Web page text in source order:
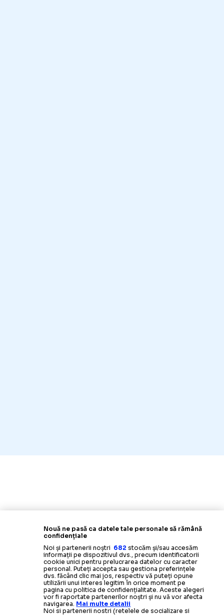
Nouă ne pasă ca datele tale personale să rămână
confidențiale
Noi și partenerii noștri 682 stocăm și/sau accesăm
informații pe dispozitivul dvs., precum identificatorii
cookie unici pentru prelucrarea datelor cu caracter
personal. Puteți accepta sau gestiona preferințele
dvs. făcând clic mai jos, respectiv vă puteți opune
utilizării unui interes legitim în orice moment pe
pagina cu politica de confidențialitate. Aceste alegeri
vor fi raportate partenerilor noștri și nu vă vor afecta
navigarea. Mai multe detalii
Noi si partenerii nostri (retelele de socializare si